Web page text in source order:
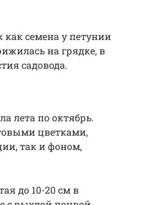
семена у петунии
на грядке, в
садовода.
лета по октябрь.
цветками,
так и фоном,
до 10-20 см в